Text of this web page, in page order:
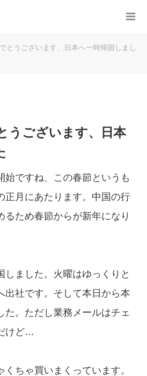
とうございます、日本へ一時帰国しまし
うございます、日本
始ですね、この春節というも
正月にあたります。中国の行
ため春節からが新年になり
しました。火曜はゆっくりと
出社です。そして本日から本
た。ただし業務メールはチェ
けど…
ちゃ買いまくっています。